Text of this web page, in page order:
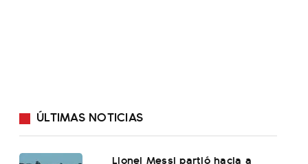
ÚLTIMAS NOTICIAS
Lionel Messi partió hacia a